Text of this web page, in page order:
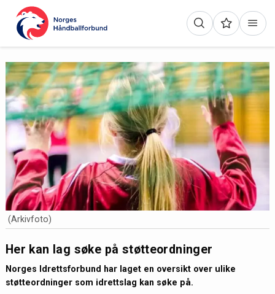
(Arkivfoto)
Her kan lag søke på støtteordninger
Norges Idrettsforbund har laget en oversikt over ulike
støtteordninger som idrettslag kan søke på.